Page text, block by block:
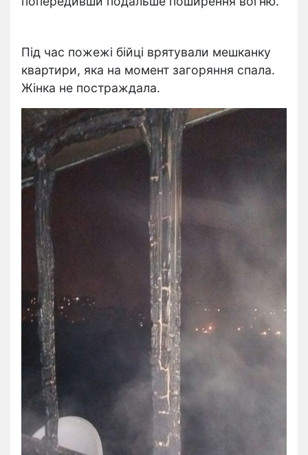
Під час пожежі бійці врятували мешканку
квартири, яка на момент загоряння спала.
Жінка не постраждала.